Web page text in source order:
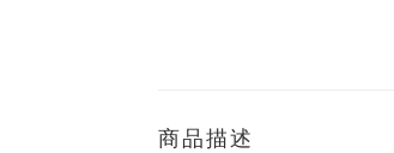
商品描述